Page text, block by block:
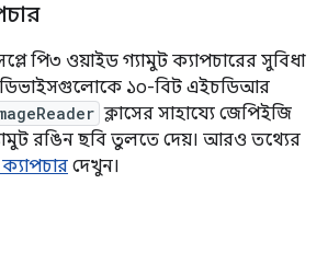
পি৩ ওয়াইড গ্যামুট ক্যাপচারের সুবিধা
ডিভাইসগুলোকে ১০-বিট এইচডিআর
ক্লাসের সাহায্যে জেপিইজি
রঙিন ছবি তুলতে দেয়। আরও তথ্যের
দেখুন।